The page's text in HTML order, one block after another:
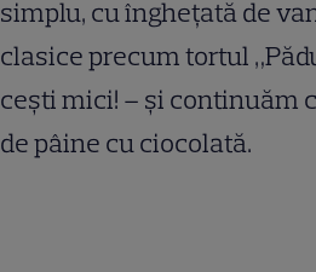
simplu, cu înghețată de
clasice precum tortul
cești mici! – și continuăm
de pâine cu ciocolată.